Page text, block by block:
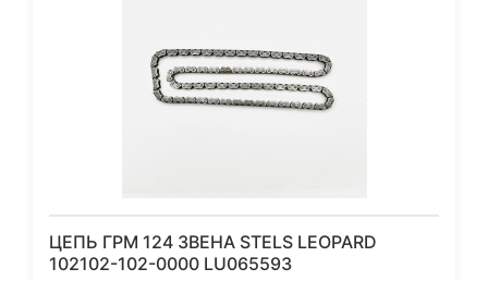
ЦЕПЬ ГРМ 124 ЗВЕНА STELS LEOPARD
102102-102-0000 LU065593